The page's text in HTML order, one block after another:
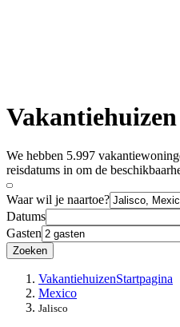
We hebben 5.997
reisdatums in om de
Waar wil je naartoe?
Datums
Gasten
Zoeken
VakantiehuizenStartpagina
Mexico
Jalisco